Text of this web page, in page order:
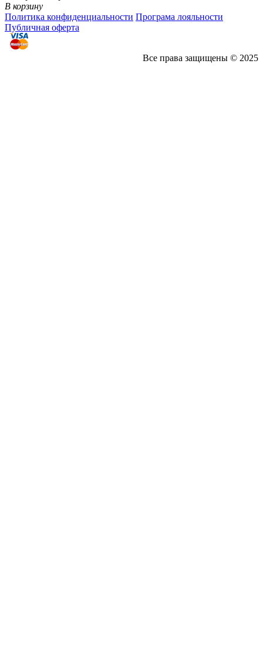
В корзину
Политика конфиденциальности Програма лояльности
Публичная оферта
Все права защищены © 2025